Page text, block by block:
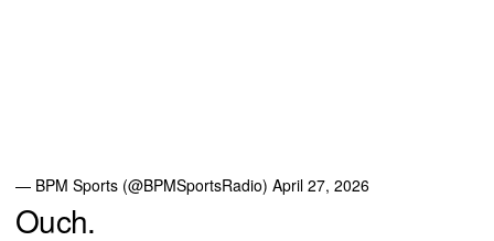
— BPM Sports (@BPMSportsRadio) April 27, 2026
Ouch.